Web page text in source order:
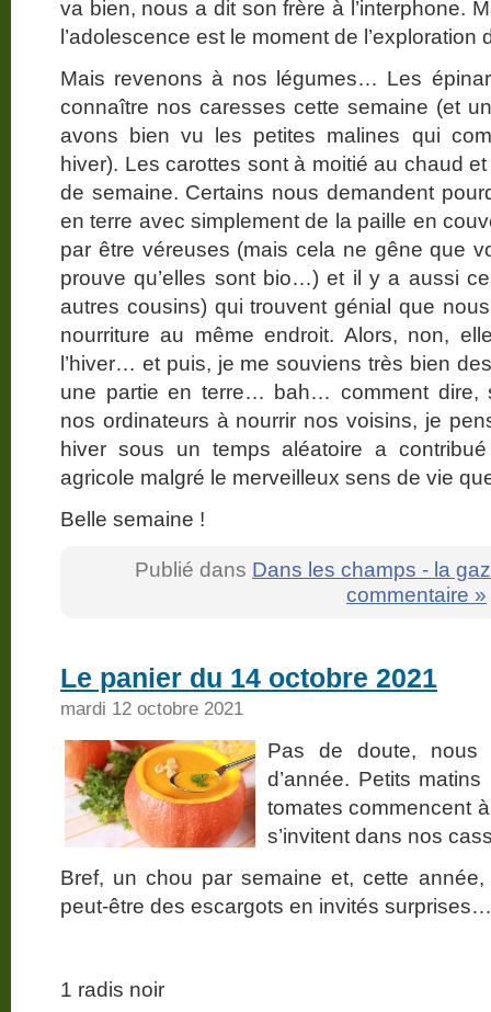
va bien, nous a dit son frère à l’interphone.
l’adolescence est le moment de
Mais revenons à nos légumes… Les
connaître nos caresses cette semaine (et
avons bien vu les petites malines qui
hiver). Les carottes sont à moitié au chaud
de semaine. Certains nous demandent
en terre avec simplement de la paille en
par être véreuses (mais cela ne gêne que
prouve qu’elles sont bio…) et il y a aussi
autres cousins) qui trouvent génial que
nourriture au même endroit. Alors, non,
l’hiver… et puis, je me souviens très bien
une partie en terre… bah… comment dire,
nos ordinateurs à nourrir nos voisins, je
hiver sous un temps aléatoire a
agricole malgré le merveilleux sens de vie
Belle semaine !
Publié dans Dans les champs - la
commentaire »
Le panier du 14 octobre 2021
mardi 12 octobre 2021
Pas de doute,
d’année. Petits
tomates commencent
s’invitent dans nos
Bref, un chou par semaine et, cette
peut-être des escargots en invités surprises…
1 radis noir